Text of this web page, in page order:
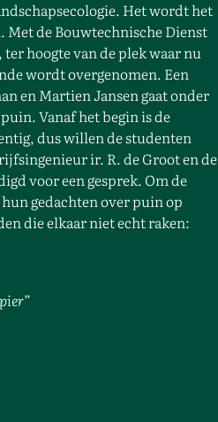
Het wordt het
de Bouwtechnische Dienst
hoogte van de plek waar nu
wordt overgenomen. Een
en Martien Jansen gaat onder
Vanaf het begin is de
dus willen de studenten
ir. R. de Groot en de
voor een gesprek. Om de
gedachten over puin op
die elkaar niet echt raken: